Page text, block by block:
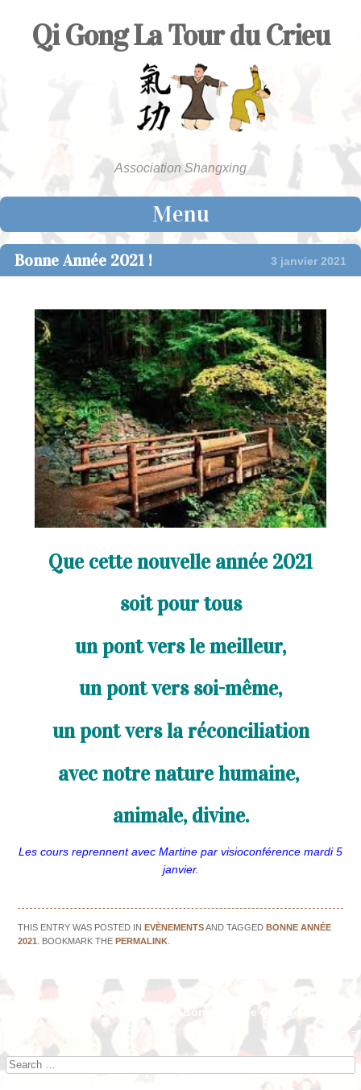
Qi Gong La Tour du Crieu
Association Shangxing
Menu
Skip to content
Bonne Année 2021 ! 3 janvier 2021
Que cette nouvelle année 2021
soit pour tous
un pont vers le meilleur,
un pont vers soi-même,
un pont vers la réconciliation
avec notre nature humaine,
animale, divine.
Les cours reprennent avec Martine par visioconférence mardi 5
janvier.
THIS ENTRY WAS POSTED IN EVÈNEMENTSAND TAGGED BONNE ANNÉE
2021
. BOOKMARK THE PERMALINK
Post navigation
Bonne Année du Boeuf de métal
→
Search